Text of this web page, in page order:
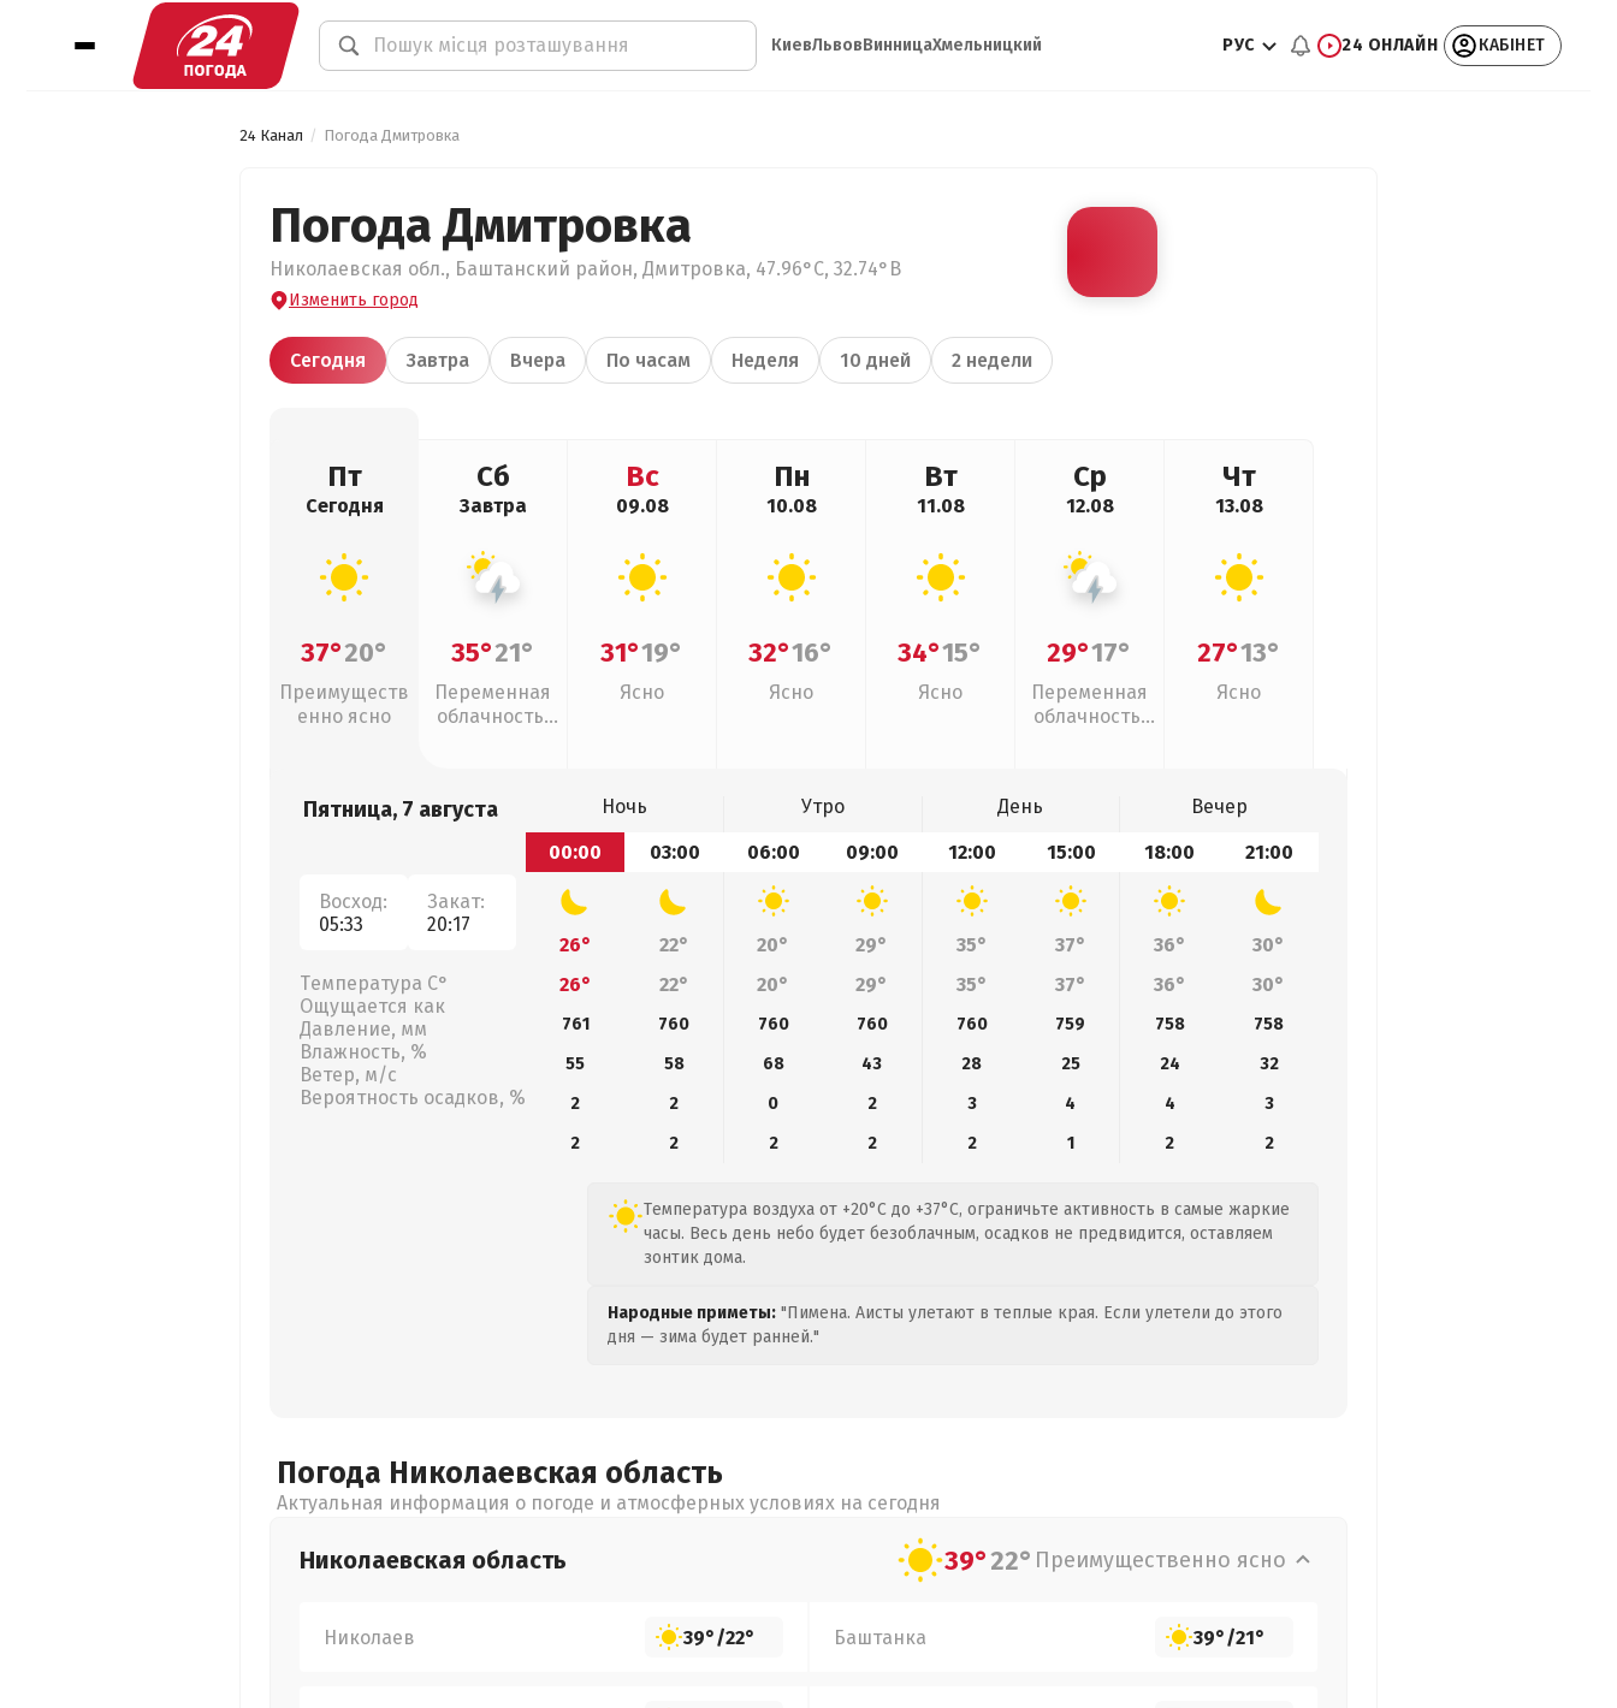
КиевЛьвовВинницаХмельницкий РУС 24 ОНЛАЙН КАБІНЕТ
24 Канал Погода Дмитровка
Погода Дмитровка
Николаевская обл., Баштанский район, Дмитровка, 47.96°С, 32.74°В
Изменить город
Сегодня Завтра Вчера По часам Неделя 10 дней 2 недели
Пт
Сегодня
37°20°
Преимуществ
енно ясно
Сб
Завтра
35°21°
Переменная
облачность,
Вс
09.08
31°19°
Ясно
Пн
10.08
32°16°
Ясно
Вт
11.08
34°15°
Ясно
Ср
12.08
29°17°
Переменная
облачность,
Чт
13.08
27°13°
Ясно
Пятница, 7 августа
Восход:
05:33
Закат:
20:17
Температура С°
Ощущается как
Давление, мм
Влажность, %
Ветер, м/с
Вероятность осадков, %
Ночь Утро День
Вечер
00:00
03:00 06:00 09:00 12:00 15:00 18:00 21:00
26° 22° 20° 29° 35° 37° 36°
30°
26°
22° 20° 29° 35° 37° 36° 30°
761 760 760 760 760 759 758
758
55
58 68 43 28 25 24
32
2
2 0 2 3 4 4
3
2
2 2 2 2 1 2 2
Температура воздуха от +20°C до +37°C, ограничьте активность в самые жаркие
часы. Весь день небо будет безоблачным, осадков не предвидится, оставляем
зонтик дома.
Народные приметы: "Пимена. Аисты улетают в теплые края. Если улетели до этого
дня — зима будет ранней."
Погода Николаевская область
Актуальная информация о погоде и атмосферных условиях на сегодня
Николаевская область 39°22° Преимущественно ясно
Николаев 39°/22° Баштанка 39°/21°